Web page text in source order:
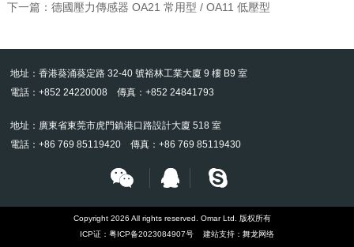
下一篇： 德國壓力傳感器 OA21 常用型 / OA11 低壓型
地址：香港葵涌葵定路 32-40 號裕林工業大廈 9 樓 B9 室
電話：+852 24220008 傳真：+852 24841793
地址：廣東省東莞市虎門鎮港口路設計大廈 518 室
電話：+86 769 85119420 傳真：+86 769 85119430
Copyright 2026 All rights reserved. Omar Ltd. 版权所有
ICP证： 粤ICP备2023084907号 建站支持： 舞龙网络